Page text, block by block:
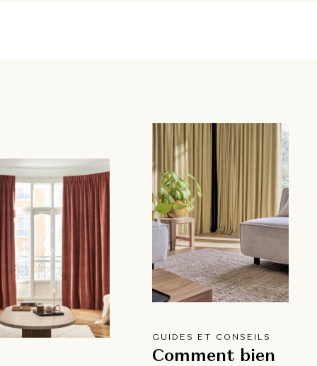
GUIDES ET CONSEILS
Comment bien